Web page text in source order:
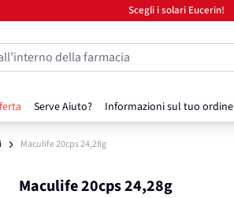
Scegli i solari Eucerin!
Serve Aiuto? Informazioni sul tuo ordine
della farmacia
Maculife 20cps 24,28g
Maculife 20cps 24,28g